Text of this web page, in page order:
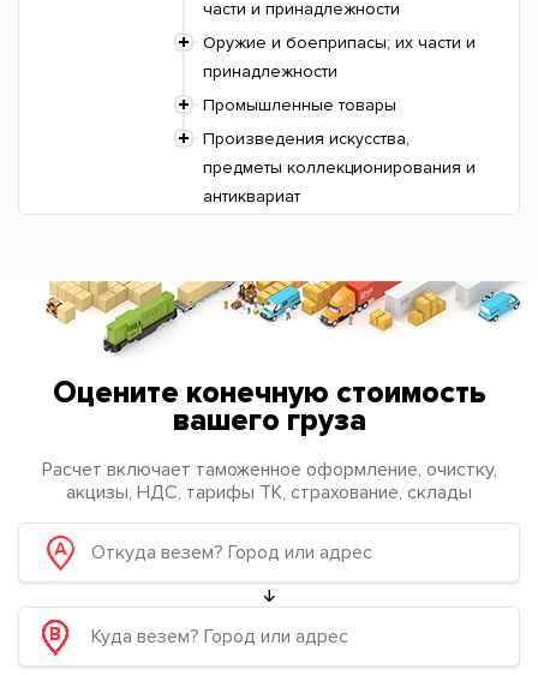
части и принадлежности
Оружие и боеприпасы; их части и
принадлежности
Промышленные товары
Произведения искусства,
предметы коллекционирования и
антиквариат
Оцените конечную стоимость
вашего груза
Расчет включает таможенное оформление, очистку,
акцизы, НДС, тарифы ТК, страхование, склады